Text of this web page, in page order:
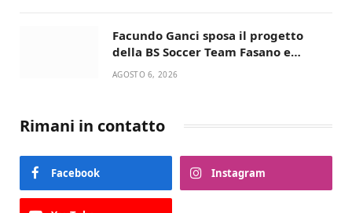
Facundo Ganci sposa il progetto
della BS Soccer Team Fasano e
ritorna in campo
AGOSTO 6, 2026
Rimani in contatto
Facebook Instagram